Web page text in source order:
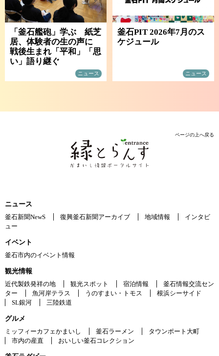
「釜石艦砲」学ぶ 紙芝
居、体験者の生の声に
戦後生まれ「平和」「思
い」語り継ぐ
ニュース
釜石PIT 2026年7月のス
ケジュール
ニュース
ページの上へ戻る
ニュース
釜石新聞NewS
復興釜石新聞アーカイブ 地域情報
インタビ
ュー
イベント
釜石市内のイベント情報
観光情報
近代製鉄発祥の地
観光スポット 宿泊情報
釜石情報交流セン
ター
魚河岸テラス うのすまい・トモス
根浜シーサイド
SL銀河
三陸鉄道
グルメ
ミッフィーカフェかまいし
釜石ラーメン
タウンポート大町
市内の産直
おいしい釜石コレクション